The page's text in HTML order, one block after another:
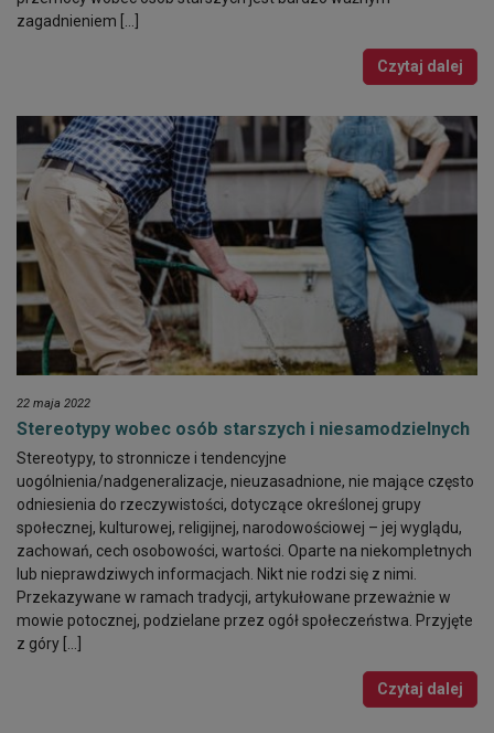
zagadnieniem […]
Czytaj dalej
22 maja 2022
Stereotypy wobec osób starszych i niesamodzielnych
Stereotypy, to stronnicze i tendencyjne
uogólnienia/nadgeneralizacje, nieuzasadnione, nie mające często
odniesienia do rzeczywistości, dotyczące określonej grupy
społecznej, kulturowej, religijnej, narodowościowej – jej wyglądu,
zachowań, cech osobowości, wartości. Oparte na niekompletnych
lub nieprawdziwych informacjach. Nikt nie rodzi się z nimi.
Przekazywane w ramach tradycji, artykułowane przeważnie w
mowie potocznej, podzielane przez ogół społeczeństwa. Przyjęte
z góry […]
Czytaj dalej